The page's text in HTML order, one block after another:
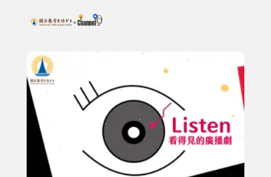
上方功能區塊
搜尋關鍵字：可輸入節目名稱、主持人或關鍵字